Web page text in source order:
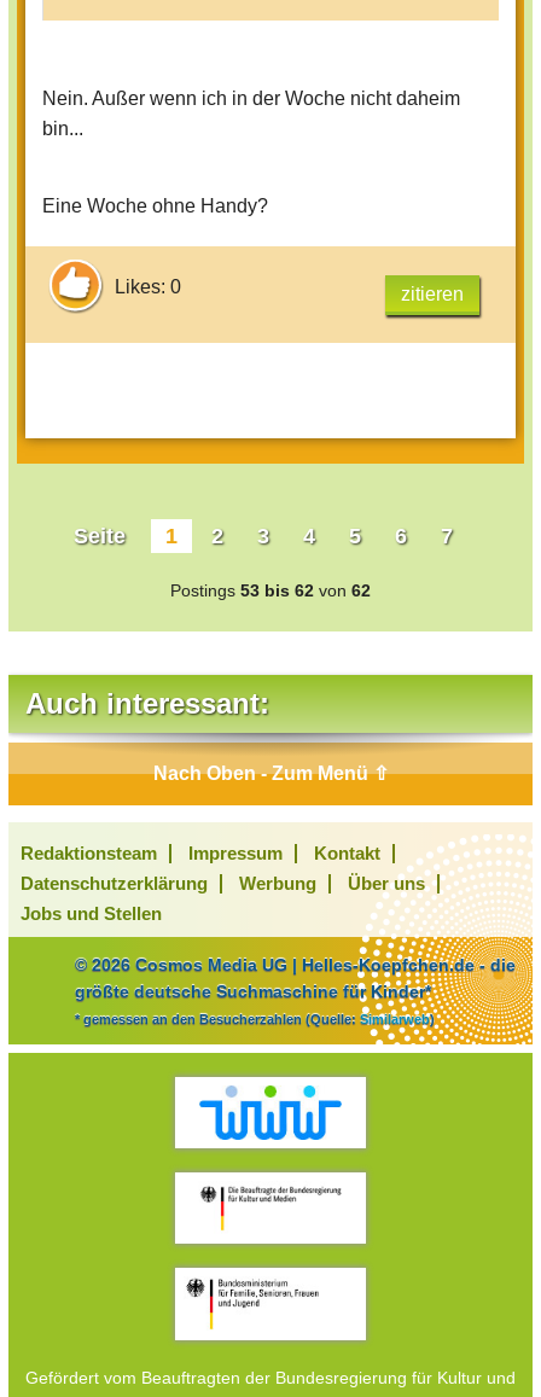
Nein. Außer wenn ich in der Woche nicht daheim
bin...
Eine Woche ohne Handy?
Likes: 0 zitieren
Seite 1 2 3 4 5 6 7
Postings 53 bis 62 von 62
Auch interessant:
Nach Oben - Zum Menü ⇧
Redaktionsteam Impressum
Kontakt
Datenschutzerklärung
Werbung
Über uns
Jobs und Stellen
© 2026 Cosmos Media UG | Helles-Koepfchen.de - die
größte deutsche Suchmaschine für Kinder*
* gemessen an den Besucherzahlen (Quelle: Similarweb)
Gefördert vom Beauftragten der Bundesregierung für Kultur und